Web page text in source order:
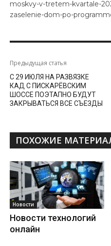
moskvy-v-tretem-kvartale-
zaselenie-dom-po-
Предыдущая статья
С 29 ИЮЛЯ НА РАЗВЯЗКЕ
КАД С ПИСКАРЁВСКИМ
ШОССЕ ПОЭТАПНО БУДУТ
ЗАКРЫВАТЬСЯ ВСЕ СЪЕЗДЫ
ПОХОЖИЕ
Новости
Новости технологий
онлайн